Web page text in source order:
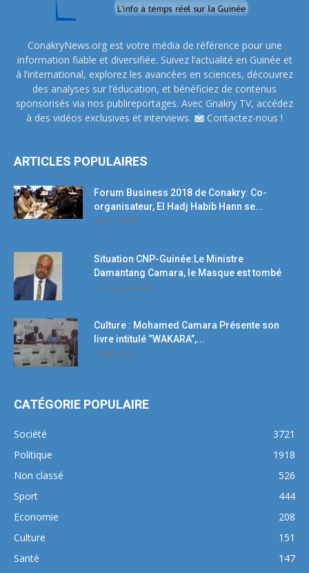
ConakryNews.org est votre média de référence pour une
information fiable et diversifiée. Suivez l’actualité en Guinée et
à l’international, explorez les avancées en sciences, découvrez
des analyses sur l’éducation, et bénéficiez de contenus
sponsorisés via nos publireportages. Avec Gnakry TV, accédez
à des vidéos exclusives et interviews.
Contactez-nous !
ARTICLES POPULAIRES
Forum Business 2018 de Conakry: Co-
organisateur, El Hadj Habib Hann se...
19 avril 2018
Situation CNP-Guinée:Le Ministre
Damantang Camara, le Masque est tombé
11 octobre 2017
Culture : Mohamed Camara Présente son
livre intitulé ‘’WAKARA’’,...
5 mars 2018
CATÉGORIE POPULAIRE
Société
3721
Politique
1918
Non classé
526
Sport
444
Economie
208
Culture
151
Santé
147